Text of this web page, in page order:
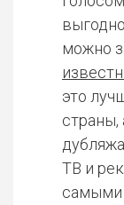
можно
это
страны,
ТВ и
самыми